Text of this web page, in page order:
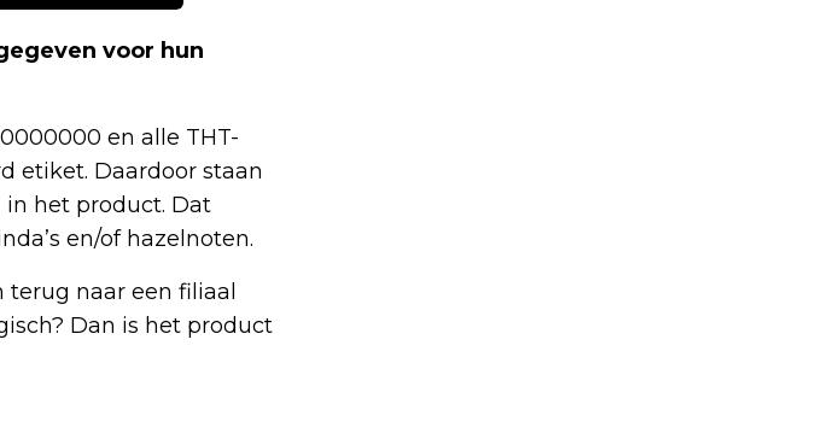
voor hun
en alle THT-
etiket. Daardoor staan
het product. Dat
en/of hazelnoten.
naar een filiaal
Dan is het product